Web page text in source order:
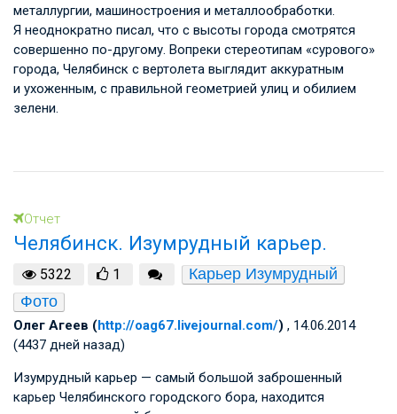
металлургии, машиностроения и металлообработки.
Я неоднократно писал, что с высоты города смотрятся
совершенно по-другому. Вопреки стереотипам «сурового»
города, Челябинск с вертолета выглядит аккуратным
и ухоженным, с правильной геометрией улиц и обилием
зелени.
Отчет
Челябинск. Изумрудный карьер.
5322 1
Карьер Изумрудный
Фото
Олег Агеев (http://oag67.livejournal.com/) , 14.06.2014
(4437 дней назад)
Изумрудный карьер — самый большой заброшенный
карьер Челябинского городского бора, находится